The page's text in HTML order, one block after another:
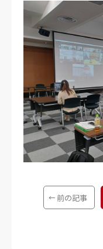
前の記事